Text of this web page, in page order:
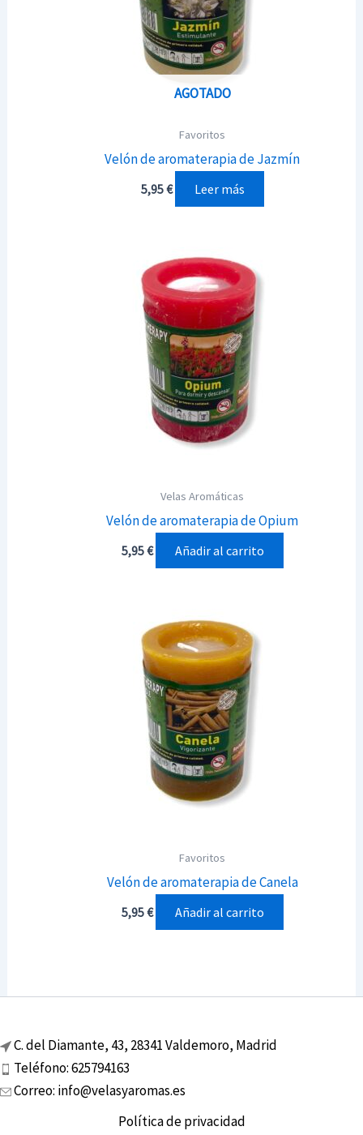
AGOTADO
Favoritos
Velón de aromaterapia de Jazmín
5,95€ Leer más
Velas Aromáticas
Velón de aromaterapia de Opium
5,95€ Añadir al carrito
Favoritos
Velón de aromaterapia de Canela
5,95€ Añadir al carrito
C. del Diamante, 43, 28341 Valdemoro, Madrid
Teléfono: 625794163
Correo: info@velasyaromas.es
Política de privacidad